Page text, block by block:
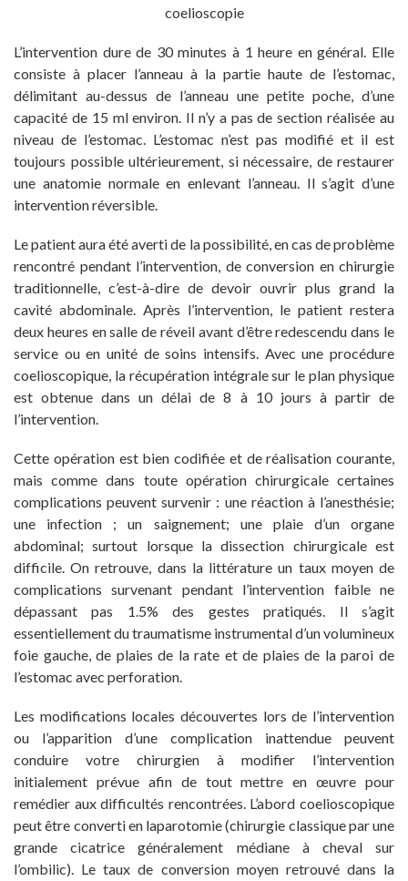
coelioscopie
L’intervention dure de 30 minutes à 1 heure en général. Elle
consiste à placer l’anneau à la partie haute de l’estomac,
délimitant au-dessus de l’anneau une petite poche, d’une
capacité de 15 ml environ. Il n’y a pas de section réalisée au
niveau de l’estomac. L’estomac n’est pas modifié et il est
toujours possible ultérieurement, si nécessaire, de restaurer
une anatomie normale en enlevant l’anneau. Il s’agit d’une
intervention réversible.
Le patient aura été averti de la possibilité, en cas de problème
rencontré pendant l’intervention, de conversion en chirurgie
traditionnelle, c’est-à-dire de devoir ouvrir plus grand la
cavité abdominale. Après l’intervention, le patient restera
deux heures en salle de réveil avant d’être redescendu dans le
service ou en unité de soins intensifs. Avec une procédure
coelioscopique, la récupération intégrale sur le plan physique
est obtenue dans un délai de 8 à 10 jours à partir de
l’intervention.
Cette opération est bien codifiée et de réalisation courante,
mais comme dans toute opération chirurgicale certaines
complications peuvent survenir : une réaction à l’anesthésie;
une infection ; un saignement; une plaie d’un organe
abdominal; surtout lorsque la dissection chirurgicale est
difficile. On retrouve, dans la littérature un taux moyen de
complications survenant pendant l’intervention faible ne
dépassant pas 1.5% des gestes pratiqués. Il s’agit
essentiellement du traumatisme instrumental d’un volumineux
foie gauche, de plaies de la rate et de plaies de la paroi de
l’estomac avec perforation.
Les modifications locales découvertes lors de l’intervention
ou l’apparition d’une complication inattendue peuvent
conduire votre chirurgien à modifier l’intervention
initialement prévue afin de tout mettre en œuvre pour
remédier aux difficultés rencontrées. L’abord coelioscopique
peut être converti en laparotomie (chirurgie classique par une
grande cicatrice généralement médiane à cheval sur
l’ombilic). Le taux de conversion moyen retrouvé dans la